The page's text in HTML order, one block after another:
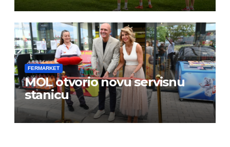
FERMARKET
MOL otvorio novu servisnu
stanicu